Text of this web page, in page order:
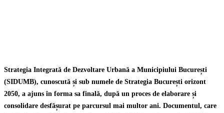
Strategia Integrată de Dezvoltare Urbană a Municipiului București
(SIDUMB), cunoscută și sub numele de Strategia București orizont
2050, a ajuns în forma sa finală, după un proces de elaborare și
consolidare desfășurat pe parcursul mai multor ani. Documentul, care